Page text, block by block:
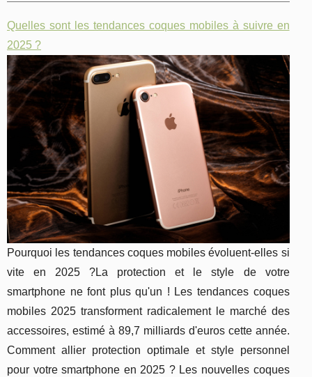
Quelles sont les tendances coques mobiles à suivre en
2025 ?
Pourquoi les tendances coques mobiles évoluent-elles si
vite en 2025 ?La protection et le style de votre
smartphone ne font plus qu'un ! Les tendances coques
mobiles 2025 transforment radicalement le marché des
accessoires, estimé à 89,7 milliards d'euros cette année.
Comment allier protection optimale et style personnel
pour votre smartphone en 2025 ? Les nouvelles coques